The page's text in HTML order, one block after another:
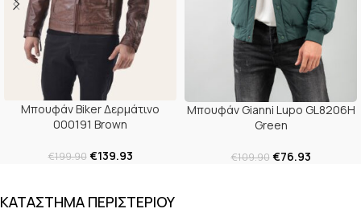
Μπουφάν Biker Δερμάτινο
000191 Brown
€199.90 €139.93
Μπουφάν Gianni Lupo GL8206H
Green
€109.90 €76.93
ΚΑΤΑΣΤΗΜΑ ΠΕΡΙΣΤΕΡΙΟΥ